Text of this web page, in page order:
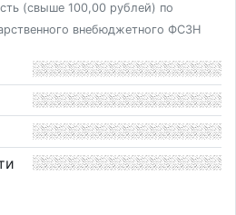
(свыше 100,00 рублей) по
внебюджетного ФСЗН